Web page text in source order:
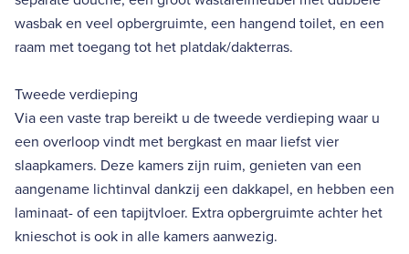
wasbak en veel opbergruimte, een hangend toilet, en een
raam met toegang tot het platdak/dakterras.
Tweede verdieping
Via een vaste trap bereikt u de tweede verdieping waar u
een overloop vindt met bergkast en maar liefst vier
slaapkamers. Deze kamers zijn ruim, genieten van een
aangename lichtinval dankzij een dakkapel, en hebben een
laminaat- of een tapijtvloer. Extra opbergruimte achter het
knieschot is ook in alle kamers aanwezig.